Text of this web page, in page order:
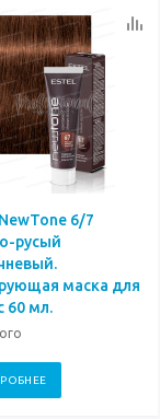
6/7
русый
маска для
60 мл.